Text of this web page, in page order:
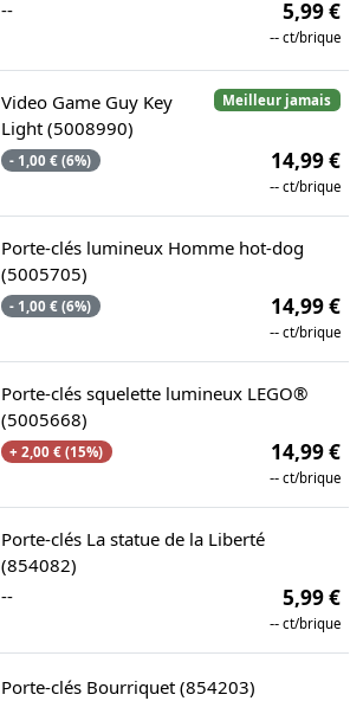
-- 5,99 €
-- ct/brique
Meilleur jamais
Video Game Guy Key
Light (5008990)
- 1,00 € (6%) 14,99 €
-- ct/brique
Porte-clés lumineux Homme hot-dog
(5005705)
- 1,00 € (6%) 14,99 €
-- ct/brique
Porte-clés squelette lumineux LEGO®
(5005668)
+ 2,00 € (15%) 14,99 €
-- ct/brique
Porte-clés La statue de la Liberté
(854082)
--
5,99 €
-- ct/brique
Porte-clés Bourriquet (854203)